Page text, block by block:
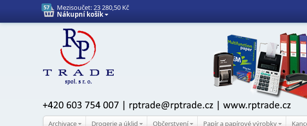
57 Mezisoučet:23 280,50 Kč
Nákupní košík
Archivace Drogerie a úklid Občerstvení Papír a papírové výrobky